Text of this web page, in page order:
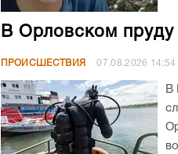
В Орловском пруду
ПРОИСШЕСТВИЯ 07.08.2026 14:54
В